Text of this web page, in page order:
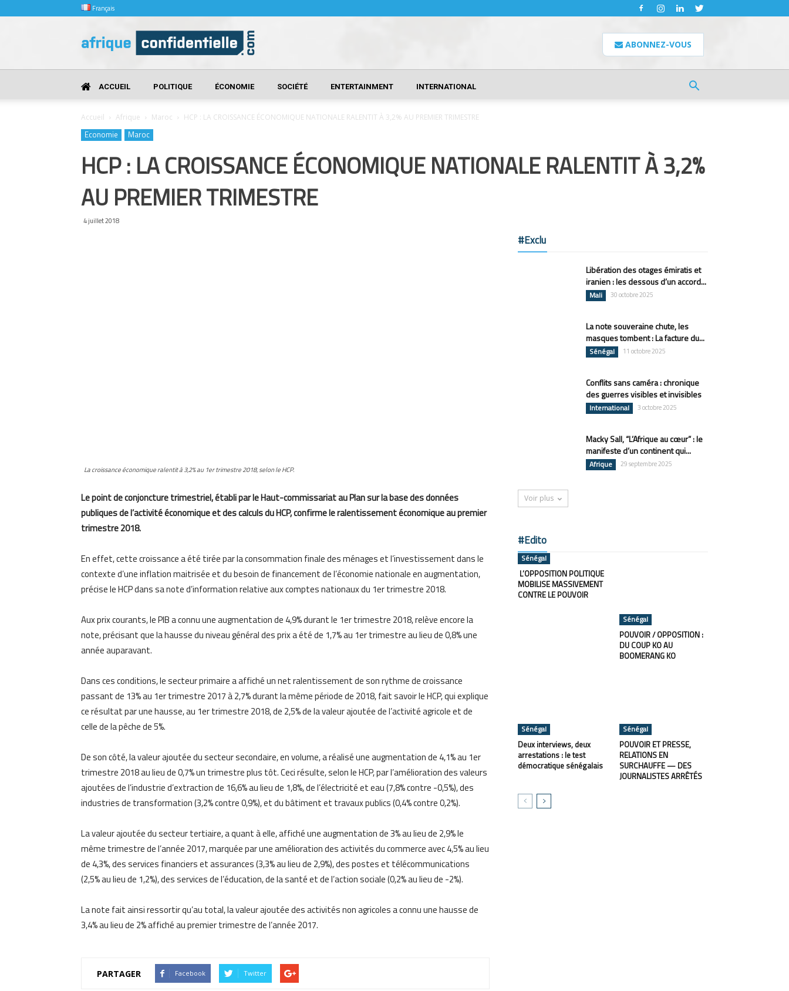
Français
Confidentielle
ABONNEZ-VOUS
ACCUEIL POLITIQUE ÉCONOMIE SOCIÉTÉ ENTERTAINMENT INTERNATIONAL
Accueil Afrique Maroc HCP : LA CROISSANCE ÉCONOMIQUE NATIONALE RALENTIT À 3,2% AU PREMIER TRIMESTRE
Economie Maroc
HCP : LA CROISSANCE ÉCONOMIQUE NATIONALE RALENTIT À 3,2%
AU PREMIER TRIMESTRE
4 juillet 2018
La croissance économique ralentit à 3,2% au 1er trimestre 2018, selon le HCP.
Le point de conjoncture trimestriel, établi par le Haut-commissariat au Plan sur la base des données
publiques de l’activité économique et des calculs du HCP, confirme le ralentissement économique au premier
trimestre 2018.
En effet, cette croissance a été tirée par la consommation finale des ménages et l’investissement dans le
contexte d’une inflation maitrisée et du besoin de financement de l’économie nationale en augmentation,
précise le HCP dans sa note d’information relative aux comptes nationaux du 1er trimestre 2018.
Aux prix courants, le PIB a connu une augmentation de 4,9% durant le 1er trimestre 2018, relève encore la
note, précisant que la hausse du niveau général des prix a été de 1,7% au 1er trimestre au lieu de 0,8% une
année auparavant.
Dans ces conditions, le secteur primaire a affiché un net ralentissement de son rythme de croissance
passant de 13% au 1er trimestre 2017 à 2,7% durant la même période de 2018, fait savoir le HCP, qui explique
ce résultat par une hausse, au 1er trimestre 2018, de 2,5% de la valeur ajoutée de l’activité agricole et de
celle de la pêche de 5%.
De son côté, la valeur ajoutée du secteur secondaire, en volume, a réalisé une augmentation de 4,1% au 1er
trimestre 2018 au lieu de 0,7% un trimestre plus tôt. Ceci résulte, selon le HCP, par l’amélioration des valeurs
ajoutées de l’industrie d’extraction de 16,6% au lieu de 1,8%, de l’électricité et eau (7,8% contre -0,5%), des
industries de transformation (3,2% contre 0,9%), et du bâtiment et travaux publics (0,4% contre 0,2%).
La valeur ajoutée du secteur tertiaire, a quant à elle, affiché une augmentation de 3% au lieu de 2,9% le
même trimestre de l’année 2017, marquée par une amélioration des activités du commerce avec 4,5% au lieu
de 4,3%, des services financiers et assurances (3,3% au lieu de 2,9%), des postes et télécommunications
(2,5% au lieu de 1,2%), des services de l’éducation, de la santé et de l’action sociale (0,2% au lieu de -2%).
La note fait ainsi ressortir qu’au total, la valeur ajoutée des activités non agricoles a connu une hausse de
3,4% au lieu de 2% affiché au premier trimestre de l’année 2017.
PARTAGER Facebook Twitter
#Exclu
Libération des otages émiratis et
iranien : les dessous d’un accord...
Mali 30 octobre 2025
La note souveraine chute, les
masques tombent : La facture du...
Sénégal 11 octobre 2025
Conflits sans caméra : chronique
des guerres visibles et invisibles
International 3 octobre 2025
Macky Sall, “L’Afrique au cœur” : le
manifeste d’un continent qui...
Afrique 29 septembre 2025
Voir plus
#Edito
Sénégal
L’OPPOSITION POLITIQUE
MOBILISE MASSIVEMENT
CONTRE LE POUVOIR
Sénégal
POUVOIR / OPPOSITION :
DU COUP KO AU
BOOMERANG KO
Sénégal
Deux interviews, deux
arrestations : le test
démocratique sénégalais
Sénégal
POUVOIR ET PRESSE,
RELATIONS EN
SURCHAUFFE — DES
JOURNALISTES ARRÊTÉS